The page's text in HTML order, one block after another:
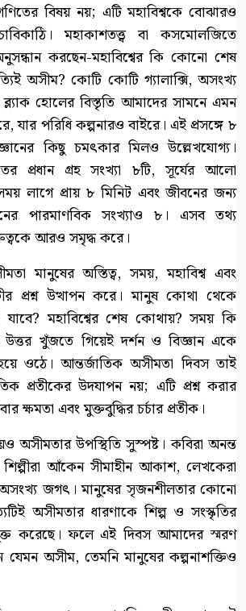
বিষয় নয়; এটি মহাবিশ্বকে বোঝারও
মহাকাশতত্ত্ব বা কসমোলজিতে
করছেন-মহাবিশ্বের কি কোনো শেষ
অসীম? কোটি কোটি গ্যালাক্সি, অসংখ্য
হোলের বিস্তৃতি আমাদের সামনে এমন
যার পরিধি কল্পনারও বাইরে। এই প্রসঙ্গে ৮
কিছু চমৎকার মিলও উল্লেখযোগ্য।
প্রধান গ্রহ সংখ্যা ৮টি, সূর্যের আলো
লাগে প্রায় ৮ মিনিট এবং জীবনের জন্য
পারমাণবিক সংখ্যাও ৮। এসব তথ্য
আরও সমৃদ্ধ করে।
মানুষের অস্তিত্ব, সময়, মহাবিশ্ব এবং
প্রশ্ন উত্থাপন করে। মানুষ কোথা থেকে
মহাবিশ্বের শেষ কোথায়? সময় কি
উত্তর খুঁজতে গিয়েই দর্শন ও বিজ্ঞান একে
ওঠে। আন্তর্জাতিক অসীমতা দিবস তাই
প্রতীকের উদযাপন নয়; এটি প্রশ্ন করার
ক্ষমতা এবং মুক্তবুদ্ধির চর্চার প্রতীক।
অসীমতার উপস্থিতি সুস্পষ্ট। কবিরা অনন্ত
আঁকেন সীমাহীন আকাশ, লেখকেরা
অসংখ্য জগৎ। মানুষের সৃজনশীলতার কোনো
অসীমতার ধারণাকে শিল্প ও সংস্কৃতির
করেছে। ফলে এই দিবস আমাদের স্মরণ
যেমন অসীম, তেমনি মানুষের কল্পনাশক্তিও